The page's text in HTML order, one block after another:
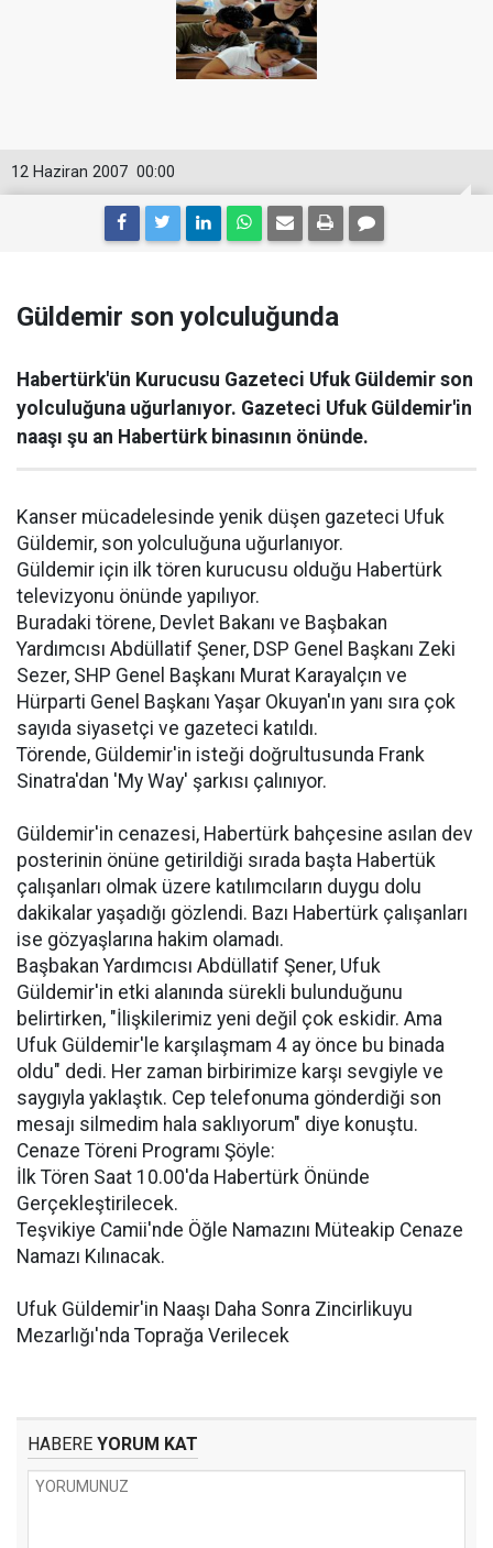
00:00
12 Haziran 2007
Güldemir son yolculuğunda
Habertürk'ün Kurucusu Gazeteci Ufuk Güldemir son
yolculuğuna uğurlanıyor. Gazeteci Ufuk Güldemir'in
naaşı şu an Habertürk binasının önünde.
Kanser mücadelesinde yenik düşen gazeteci Ufuk
Güldemir, son yolculuğuna uğurlanıyor.
Güldemir için ilk tören kurucusu olduğu Habertürk
televizyonu önünde yapılıyor.
Buradaki törene, Devlet Bakanı ve Başbakan
Yardımcısı Abdüllatif Şener, DSP Genel Başkanı Zeki
Sezer, SHP Genel Başkanı Murat Karayalçın ve
Hürparti Genel Başkanı Yaşar Okuyan'ın yanı sıra çok
sayıda siyasetçi ve gazeteci katıldı.
Törende, Güldemir'in isteği doğrultusunda Frank
Sinatra'dan 'My Way' şarkısı çalınıyor.
Güldemir'in cenazesi, Habertürk bahçesine asılan dev
posterinin önüne getirildiği sırada başta Habertük
çalışanları olmak üzere katılımcıların duygu dolu
dakikalar yaşadığı gözlendi. Bazı Habertürk çalışanları
ise gözyaşlarına hakim olamadı.
Başbakan Yardımcısı Abdüllatif Şener, Ufuk
Güldemir'in etki alanında sürekli bulunduğunu
belirtirken, "İlişkilerimiz yeni değil çok eskidir. Ama
Ufuk Güldemir'le karşılaşmam 4 ay önce bu binada
oldu" dedi. Her zaman birbirimize karşı sevgiyle ve
saygıyla yaklaştık. Cep telefonuma gönderdiği son
mesajı silmedim hala saklıyorum" diye konuştu.
Cenaze Töreni Programı Şöyle:
İlk Tören Saat 10.00'da Habertürk Önünde
Gerçekleştirilecek.
Teşvikiye Camii'nde Öğle Namazını Müteakip Cenaze
Namazı Kılınacak.
Ufuk Güldemir'in Naaşı Daha Sonra Zincirlikuyu
Mezarlığı'nda Toprağa Verilecek
HABERE YORUM KAT